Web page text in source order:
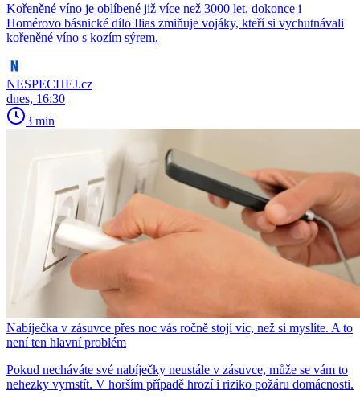
Kořeněné víno je oblíbené již více než 3000 let, dokonce i
Homérovo básnické dílo Ilias zmiňuje vojáky, kteří si vychutnávali
kořeněné víno s kozím sýrem.
NESPECHEJ.cz
dnes, 16:30
3 min
Nabíječka v zásuvce přes noc vás ročně stojí víc, než si myslíte. A to
není ten hlavní problém
Pokud necháváte své nabíječky neustále v zásuvce, může se vám to
nehezky vymstít. V horším případě hrozí i riziko požáru domácnosti.